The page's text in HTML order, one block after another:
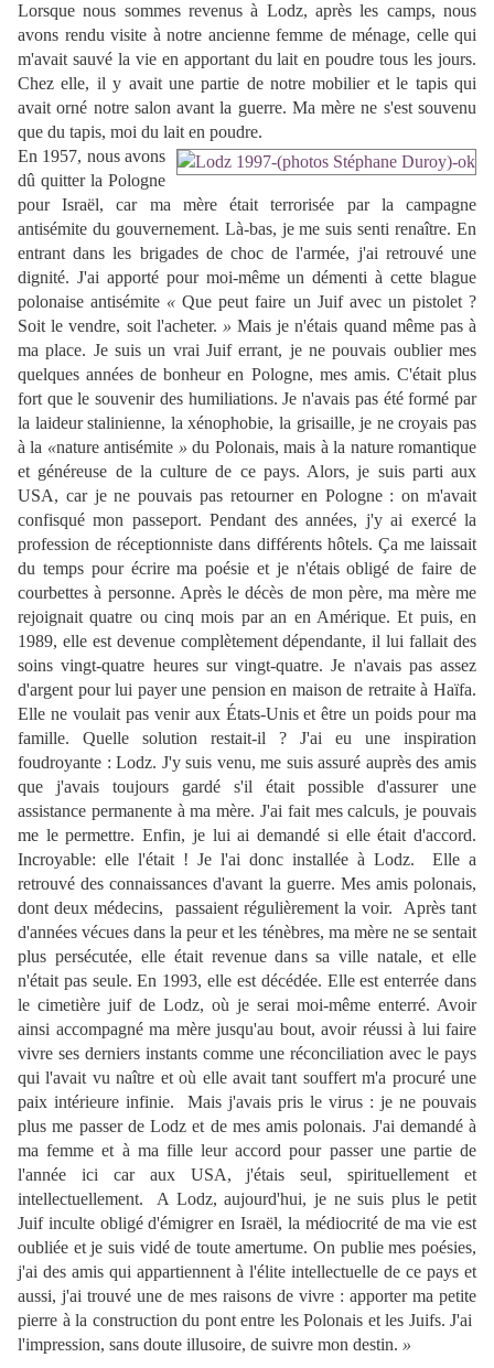
Lorsque nous sommes revenus à Lodz, après les camps, nous
avons rendu visite à notre ancienne femme de ménage, celle qui
m'avait sauvé la vie en apportant du lait en poudre tous les jours.
Chez elle, il y avait une partie de notre mobilier et le tapis qui
avait orné notre salon avant la guerre. Ma mère ne s'est souvenu
que du tapis, moi du lait en poudre.
En 1957, nous avons
dû quitter la Pologne
pour Israël, car ma mère était terrorisée par la campagne
antisémite du gouvernement. Là-bas, je me suis senti renaître. En
entrant dans les brigades de choc de l'armée, j'ai retrouvé une
dignité. J'ai apporté pour moi-même un démenti à cette blague
polonaise antisémite «Que peut faire un Juif avec un pistolet ?
Soit le vendre, soit l'acheter. » Mais je n'étais quand même pas à
ma place. Je suis un vrai Juif errant, je ne pouvais oublier mes
quelques années de bonheur en Pologne, mes amis. C'était plus
fort que le souvenir des humiliations. Je n'avais pas été formé par
la laideur stalinienne, la xénophobie, la grisaille, je ne croyais pas
à la «nature antisémite » du Polonais, mais à la nature romantique
et généreuse de la culture de ce pays. Alors, je suis parti aux
USA, car je ne pouvais pas retourner en Pologne : on m'avait
confisqué mon passeport. Pendant des années, j'y ai exercé la
profession de réceptionniste dans différents hôtels. Ça me laissait
du temps pour écrire ma poésie et je n'étais obligé de faire de
courbettes à personne. Après le décès de mon père, ma mère me
rejoignait quatre ou cinq mois par an en Amérique. Et puis, en
1989, elle est devenue complètement dépendante, il lui fallait des
soins vingt-quatre heures sur vingt-quatre. Je n'avais pas assez
d'argent pour lui payer une pension en maison de retraite à Haïfa.
Elle ne voulait pas venir aux États-Unis et être un poids pour ma
famille. Quelle solution restait-il ? J'ai eu une inspiration
foudroyante : Lodz. J'y suis venu, me suis assuré auprès des amis
que j'avais toujours gardé s'il était possible d'assurer une
assistance permanente à ma mère. J'ai fait mes calculs, je pouvais
me le permettre. Enfin, je lui ai demandé si elle était d'accord.
Incroyable: elle l'était ! Je l'ai donc installée à Lodz. Elle a
retrouvé des connaissances d'avant la guerre. Mes amis polonais,
dont deux médecins, passaient régulièrement la voir. Après tant
d'années vécues dans la peur et les ténèbres, ma mère ne se sentait
plus persécutée, elle était revenue dans sa ville natale, et elle
n'était pas seule. En 1993, elle est décédée. Elle est enterrée dans
le cimetière juif de Lodz, où je serai moi-même enterré. Avoir
ainsi accompagné ma mère jusqu'au bout, avoir réussi à lui faire
vivre ses derniers instants comme une réconciliation avec le pays
qui l'avait vu naître et où elle avait tant souffert m'a procuré une
paix intérieure infinie. Mais j'avais pris le virus : je ne pouvais
plus me passer de Lodz et de mes amis polonais. J'ai demandé à
ma femme et à ma fille leur accord pour passer une partie de
l'année ici car aux USA, j'étais seul, spirituellement et
intellectuellement. A Lodz, aujourd'hui, je ne suis plus le petit
Juif inculte obligé d'émigrer en Israël, la médiocrité de ma vie est
oubliée et je suis vidé de toute amertume. On publie mes poésies,
j'ai des amis qui appartiennent à l'élite intellectuelle de ce pays et
aussi, j'ai trouvé une de mes raisons de vivre : apporter ma petite
pierre à la construction du pont entre les Polonais et les Juifs. J'ai
l'impression, sans doute illusoire, de suivre mon destin. »